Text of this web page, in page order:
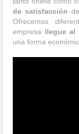
de satisfacción
Ofrecemos
empresa llegue al
una forma